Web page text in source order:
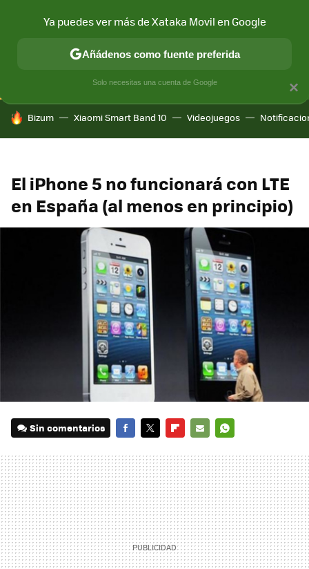
CONECTIVIDAD MÓVIL Y SOCIEDAD APLICACIONES
HOY SE HABLA DE
Bizum Xiaomi Smart Band 10 Videojuegos
El iPhone 5 no funcionará con LTE
en España (al menos en principio)
Sin comentarios
MAIL
×
Ya puedes ver más de Xataka Movil en Google
Añádenos como fuente preferida
Solo necesitas una cuenta de Google